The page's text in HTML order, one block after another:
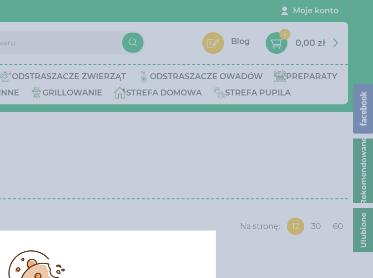
Moje konto
Blog
0
0,00 zł
ODSTRASZACZE ZWIERZĄT ODSTRASZACZE OWADÓW
PREPARATY
GRILLOWANIE STREFA DOMOWA STREFA PUPILA
Na stronę: 12 30 60
Rekomendowane
Ulubione